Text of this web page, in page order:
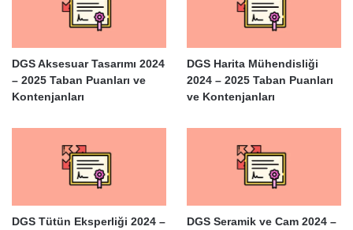
DGS Aksesuar Tasarımı 2024
– 2025 Taban Puanları ve
Kontenjanları
DGS Harita Mühendisliği
2024 – 2025 Taban Puanları
ve Kontenjanları
DGS Tütün Eksperliği 2024 –
DGS Seramik ve Cam 2024 –